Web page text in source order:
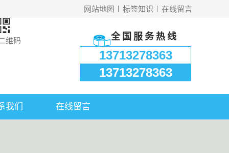
在线留言
标签知识
网站地图
维码 全国服务热线
13713278363
13713278363
我们 在线留言